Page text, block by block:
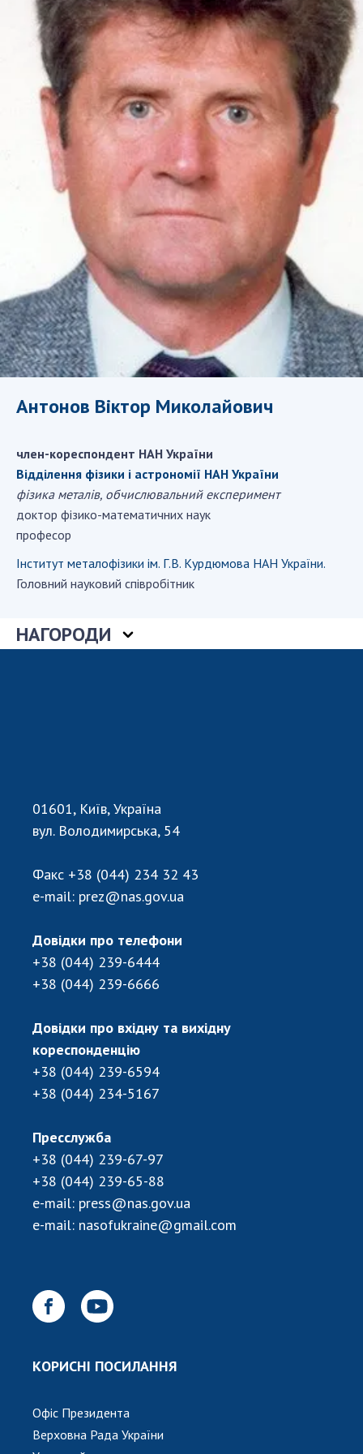
СТРУКТУРА
Президія НАН України
Апарат Президії
Секція фізико-технічних і математичних
наук
Секція хімічних і біологічних наук
Секція суспільних і гуманітарних наук
Установи при Президії
Ради, комітети та комісії
Наукові центри МОН та НАН України
Громадські організації
ДІЯЛЬНІСТЬ
Сесії Загальних зборів НАН України
Річні звіти НАН України
Річні фінансові звіти НАН України
Наукові публікації та видавнича діяльність
Охорона прав інтелектуальної власності та
трансфер технологій в наукових установах
Наукові об'єкти, що становлять національне
Центри колективного користування
науковими приладами НАН України
МІЖНАРОДНЕ СПІВРОБІТНИЦТВО
Членство в міжнародних організаціях
Міжнародні угоди
ДОКУМЕНТИ
Нормативні акти НАН України
Вибори до складу НАН України
Бланки документів
НОВИНИ
НАУКОВІ ВИДАННЯ
МЕДІА ПРО НАС
АКАДЕМІЯ КОМЕНТУЄ
ПРОФСПІЛКА НАН УКРАЇНИ
Антонов Віктор Миколайович
член-кореспондент НАН України
Відділення фiзики і астрономiї НАН України
фізика металів, обчислювальний експеримент
доктор фізико-математичних наук
професор
Інститут металофізики ім. Г.В. Курдюмова НАН України.
Головний науковий співробітник
НАГОРОДИ
01601, Київ, Україна
вул. Володимирська, 54
Факс +38 (044) 234 32 43
e-mail: prez@nas.gov.ua
Довідки про телефони
+38 (044) 239-6444
+38 (044) 239-6666
Довідки про вхідну та вихідну
кореспонденцію
+38 (044) 239-6594
+38 (044) 234-5167
Пресслужба
+38 (044) 239-67-97
+38 (044) 239-65-88
e-mail: press@nas.gov.ua
e-mail: nasofukraine@gmail.com
КОРИСНІ ПОСИЛАННЯ
Офіс Президента
Верховна Рада України